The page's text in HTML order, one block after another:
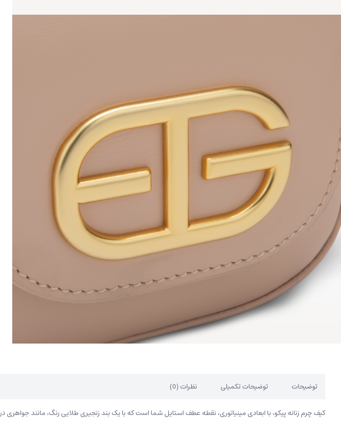
توضیحات توضیحات تکمیلی نظرات (0)
کیف چرم زنانه پیکو، با ابعادی مینیاتوری، نقطه عطف استایل شما است که با یک بند زنجیری طلایی‌ رنگ، مانند